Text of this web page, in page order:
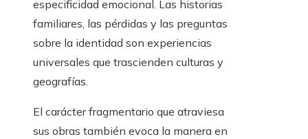
especificidad emocional. Las historias
familiares, las pérdidas y las preguntas
sobre la identidad son experiencias
universales que trascienden culturas y
geografías.
El carácter fragmentario que atraviesa
sus obras también evoca la manera en